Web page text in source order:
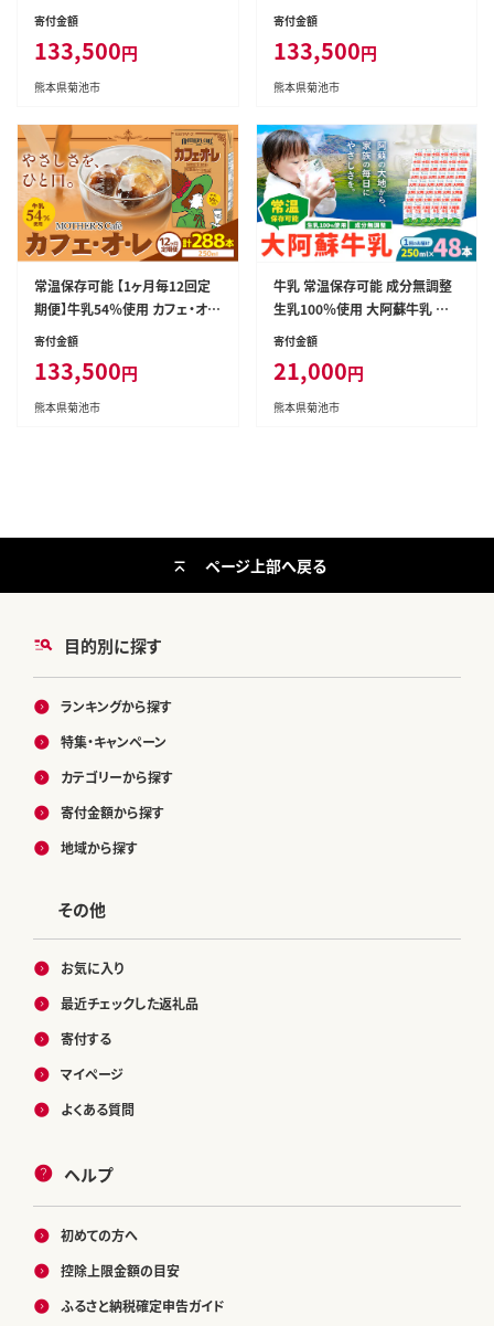
用 大阿蘇牛乳 紙パック 250ml
たせいか《申込月の翌月から出
荷開始》熊本県 菊池市 牛乳 乳
飲料 セット ロングライフ 熊本県
産---016-1619---
寄付金額
133,500円
熊本県菊池市
本 合同会社たべたせいか《申込
菊池市 コーヒー牛乳 カフェオレ
珈琲 らくのうマザーズ 薫るエス
県産 国産---016-1617---
寄付金額
133,500円
熊本県菊池市
常温保存可能 【1ヶ月毎12回定
期便】牛乳54％使用 カフェ・オ・
レ 250ml×24本 計288本 合同
の翌月から出荷》熊本県 菊池市
カフェオレ 牛乳 コーヒー 珈琲
寄付金額
133,500円
熊本県菊池市
牛乳 常温保存可能 成分無調整
生乳100％使用 大阿蘇牛乳 紙
パック 250ml×48本 合同会社
予定(土日祝除く)》熊本県 菊池
市 牛乳 乳飲料 乳性飲料 ドリン
寄付金額
21,000円
熊本県菊池市
目的別に探す
ランキングから探す
特集・キャンペーン
カテゴリーから探す
寄付金額から探す
地域から探す
その他
お気に入り
最近チェックした返礼品
寄付する
マイページ
よくある質問
ヘルプ
初めての方へ
控除上限金額の目安
ふるさと納税確定申告ガイド
ページ上部へ戻る